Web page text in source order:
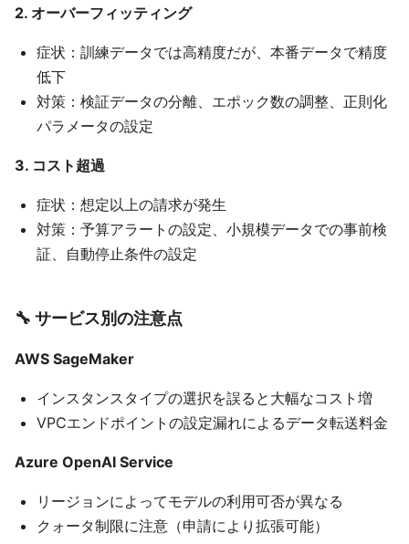
2. オーバーフィッティング
症状：訓練データでは高精度だが、本番データで精度
低下
対策：検証データの分離、エポック数の調整、正則化
パラメータの設定
3. コスト超過
症状：想定以上の請求が発生
対策：予算アラートの設定、小規模データでの事前検
証、自動停止条件の設定
🔧 サービス別の注意点
AWS SageMaker
インスタンスタイプの選択を誤ると大幅なコスト増
VPCエンドポイントの設定漏れによるデータ転送料金
Azure OpenAI Service
リージョンによってモデルの利用可否が異なる
クォータ制限に注意（申請により拡張可能）